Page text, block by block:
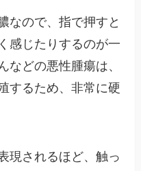
なので、指で押すと
感じたりするのが一
などの悪性腫瘍は、
するため、非常に硬
現されるほど、触っ